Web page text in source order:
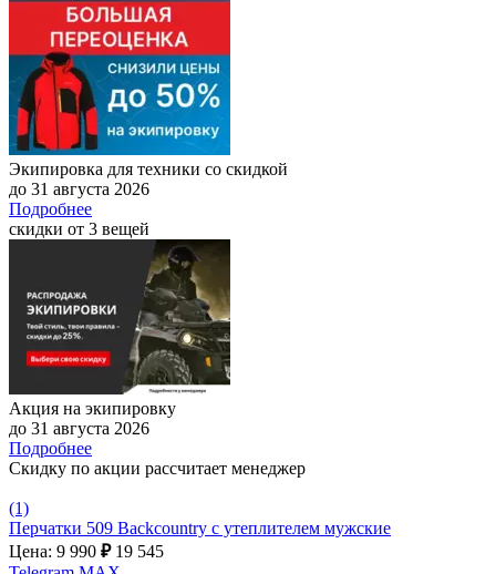
Экипировка для техники со скидкой
до 31 августа 2026
Подробнее
скидки от 3 вещей
Акция на экипировку
до 31 августа 2026
Подробнее
Скидку по акции рассчитает менеджер
(1)
Перчатки 509 Backcountry с утеплителем мужские
Цена: 9 990 ₽ 19 545